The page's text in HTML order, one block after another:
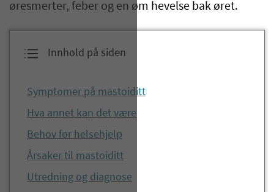
øresmerter, feber og en øm hevelse bak øret.
Innhold på siden
Symptomer på mastoiditt
Hva annet kan det være
Behov for helsehjelp
Årsaker til mastoiditt
Utredning og diagnose